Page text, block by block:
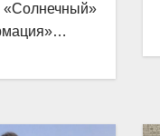
«Солнечный»